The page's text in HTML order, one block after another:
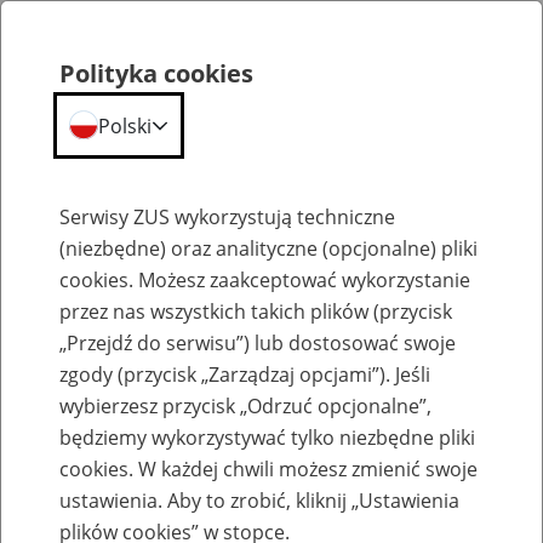
Emerytury
Baza zlikwidowanych lub
przekształconych zakładów pracy
Polityka cookies
Polski
Serwisy ZUS wykorzystują techniczne
(niezbędne) oraz analityczne (opcjonalne) pliki
cookies. Możesz zaakceptować wykorzystanie
przez nas wszystkich takich plików (przycisk
„Przejdź do serwisu”) lub dostosować swoje
zgody (przycisk „Zarządzaj opcjami”). Jeśli
wybierzesz przycisk „Odrzuć opcjonalne”,
będziemy wykorzystywać tylko niezbędne pliki
cookies. W każdej chwili możesz zmienić swoje
ustawienia. Aby to zrobić, kliknij „Ustawienia
plików cookies” w stopce.